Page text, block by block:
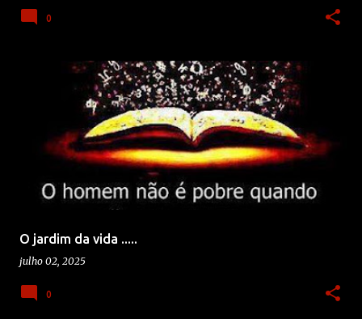
0
O jardim da vida .....
julho 02, 2025
0